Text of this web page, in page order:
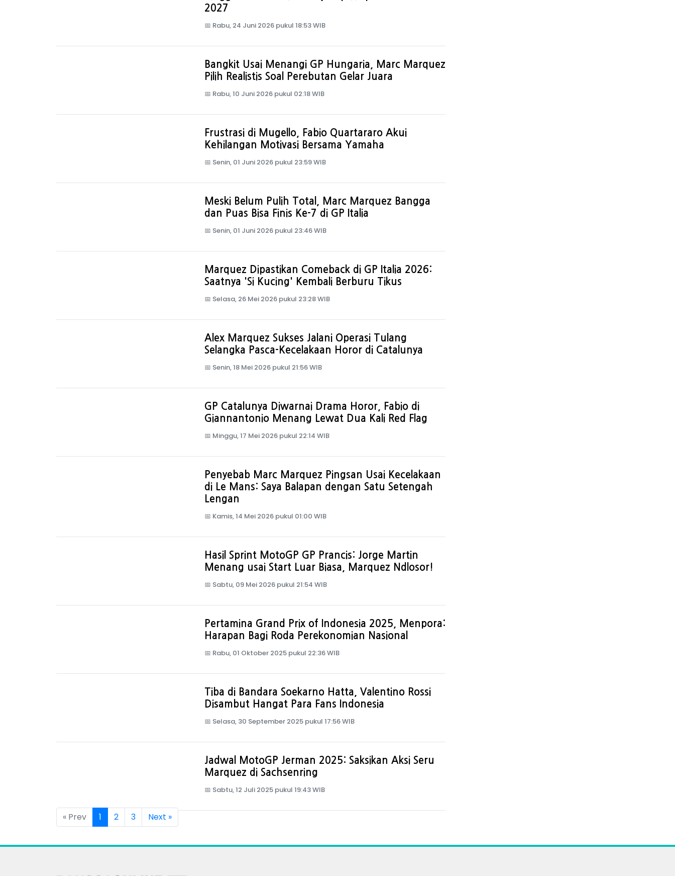
2027
📅 Rabu, 24 Juni 2026 pukul 18:53 WIB
Bangkit Usai Menangi GP Hungaria, Marc Marquez
Pilih Realistis Soal Perebutan Gelar Juara
📅 Rabu, 10 Juni 2026 pukul 02:18 WIB
Frustrasi di Mugello, Fabio Quartararo Akui
Kehilangan Motivasi Bersama Yamaha
📅 Senin, 01 Juni 2026 pukul 23:59 WIB
Meski Belum Pulih Total, Marc Marquez Bangga
dan Puas Bisa Finis Ke-7 di GP Italia
📅 Senin, 01 Juni 2026 pukul 23:46 WIB
Marquez Dipastikan Comeback di GP Italia 2026:
Saatnya 'Si Kucing' Kembali Berburu Tikus
📅 Selasa, 26 Mei 2026 pukul 23:28 WIB
Alex Marquez Sukses Jalani Operasi Tulang
Selangka Pasca-Kecelakaan Horor di Catalunya
📅 Senin, 18 Mei 2026 pukul 21:56 WIB
GP Catalunya Diwarnai Drama Horor, Fabio di
Giannantonio Menang Lewat Dua Kali Red Flag
📅 Minggu, 17 Mei 2026 pukul 22:14 WIB
Penyebab Marc Marquez Pingsan Usai Kecelakaan
di Le Mans: Saya Balapan dengan Satu Setengah
Lengan
📅 Kamis, 14 Mei 2026 pukul 01:00 WIB
Hasil Sprint MotoGP GP Prancis: Jorge Martin
Menang usai Start Luar Biasa, Marquez Ndlosor!
📅 Sabtu, 09 Mei 2026 pukul 21:54 WIB
Pertamina Grand Prix of Indonesia 2025, Menpora:
Harapan Bagi Roda Perekonomian Nasional
📅 Rabu, 01 Oktober 2025 pukul 22:36 WIB
Tiba di Bandara Soekarno Hatta, Valentino Rossi
Disambut Hangat Para Fans Indonesia
📅 Selasa, 30 September 2025 pukul 17:56 WIB
Jadwal MotoGP Jerman 2025: Saksikan Aksi Seru
Marquez di Sachsenring
📅 Sabtu, 12 Juli 2025 pukul 19:43 WIB
« Prev 1 2 3 Next »